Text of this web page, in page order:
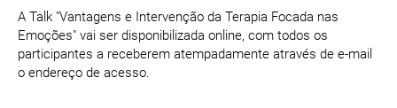
A Talk "Vantagens e Intervenção da Terapia Focada nas
Emoções" vai ser disponibilizada online, com todos os
participantes a receberem atempadamente através de e-mail
o endereço de acesso.